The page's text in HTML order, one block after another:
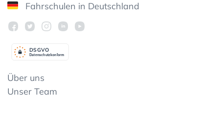
Fahrschulen in Deutschland
Datenschutzkonform
DSGVO
Über uns
Unser Team